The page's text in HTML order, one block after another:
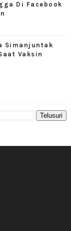
Di Facebook
Simanjuntak
Vaksin